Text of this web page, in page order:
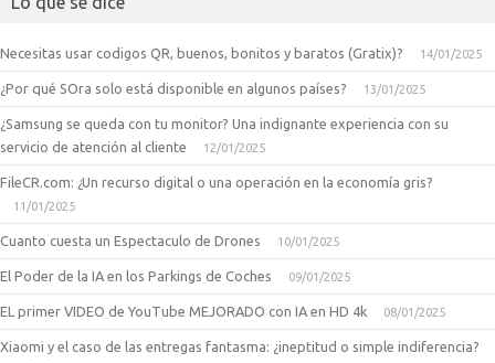
Necesitas usar codigos QR, buenos, bonitos y baratos (Gratix)? 14/01/2025
¿Por qué SOra solo está disponible en algunos países? 13/01/2025
¿Samsung se queda con tu monitor? Una indignante experiencia con su
servicio de atención al cliente
12/01/2025
FileCR.com: ¿Un recurso digital o una operación en la economía gris?
11/01/2025
Cuanto cuesta un Espectaculo de Drones 10/01/2025
El Poder de la IA en los Parkings de Coches 09/01/2025
EL primer VIDEO de YouTube MEJORADO con IA en HD 4k 08/01/2025
Xiaomi y el caso de las entregas fantasma: ¿ineptitud o simple indiferencia?